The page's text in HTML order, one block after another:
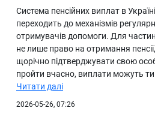
Про нас
Система пенсійних виплат в
переходить до механізмів
отримувачів допомоги. Для
не лише право на отримання пенсії,
щорічно підтверджувати свою
пройти вчасно, виплати можуть
Читати далі
2026-05-26, 07:26